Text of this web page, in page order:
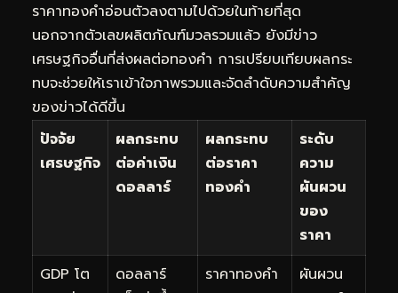
ราคาทองคำอ่อนตัวลงตามไปด้วยในท้ายที่สุด
นอกจากตัวเลขผลิตภัณฑ์มวลรวมแล้ว ยังมีข่าว
เศรษฐกิจอื่นที่ส่งผลต่อทองคำ การเปรียบเทียบผลกระ
ทบจะช่วยให้เราเข้าใจภาพรวมและจัดลำดับความสำคัญ
ของข่าวได้ดีขึ้น
ปัจจัย
เศรษฐกิจ
ผลกระทบ
ต่อค่าเงิน
ดอลลาร์
ผลกระทบ
ต่อราคา
ทองคำ
ระดับ
ความ
ผันผวน
ของ
ราคา
GDP โต
ดอลลาร์
ราคาทองคำ
ผันผวน